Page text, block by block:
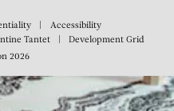
Accessibility
Tantet DevelopmentGrid
2026